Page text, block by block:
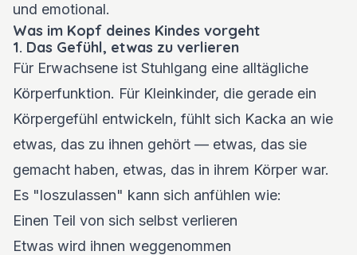
und emotional.
Was im Kopf deines Kindes vorgeht
1. Das Gefühl, etwas zu verlieren
Für Erwachsene ist Stuhlgang eine alltägliche
Körperfunktion. Für Kleinkinder, die gerade ein
Körpergefühl entwickeln, fühlt sich Kacka an wie
etwas, das zu ihnen gehört — etwas, das sie
gemacht haben, etwas, das in ihrem Körper war.
Es "loszulassen" kann sich anfühlen wie:
Einen Teil von sich selbst verlieren
Etwas wird ihnen weggenommen